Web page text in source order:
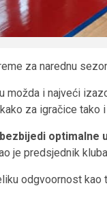
za narednu
možda i najveći
za igračice tako i
je predsjednik
odgvoornost kao